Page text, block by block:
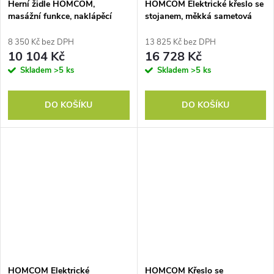
Herní židle HOMCOM,
masážní funkce, naklápěcí
kg, ocelový rám, imitace kůže,
šedá barva
8 350 Kč bez DPH
10 104 Kč
Skladem >5 ks
DO KOŠÍKU
HOMCOM Elektrické křeslo se
stojanem, měkká sametová
13 825 Kč bez DPH
16 728 Kč
Skladem >5 ks
DO KOŠÍKU
HOMCOM Elektrické HOMCOM Křeslo se